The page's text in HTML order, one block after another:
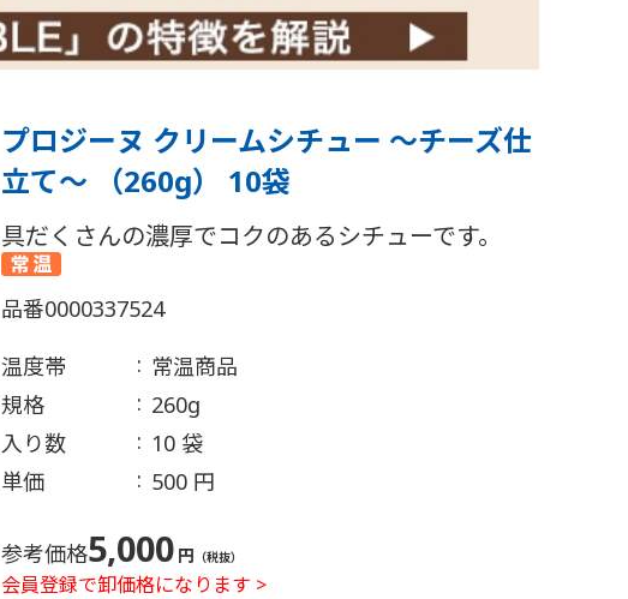
プロジーヌ クリームシチュー ～チーズ仕
立て～ （260g） 10袋
具だくさんの濃厚でコクのあるシチューです。
品番0000337524
温度帯
常温商品
規格
260g
入り数
10 袋
単価
500 円
参考価格5,000 円 （税抜）
会員登録で卸価格になります >